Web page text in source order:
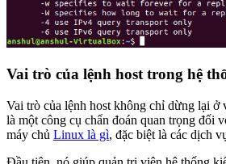
Vai trò của lệnh host trong hệ
Vai trò của lệnh host không chỉ dừng lại ở
là một công cụ chẩn đoán quan trọng đối
máy chủ Linux là gì, đặc biệt là các dịch